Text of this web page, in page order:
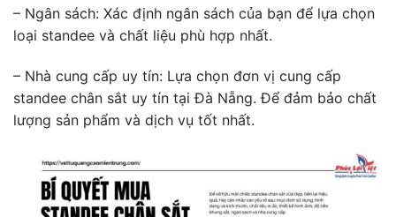
– Ngân sách: Xác định ngân sách của bạn để lựa chọn
loại standee và chất liệu phù hợp nhất.
– Nhà cung cấp uy tín: Lựa chọn đơn vị cung cấp
standee chân sắt uy tín tại Đà Nẵng. Để đảm bảo chất
lượng sản phẩm và dịch vụ tốt nhất.